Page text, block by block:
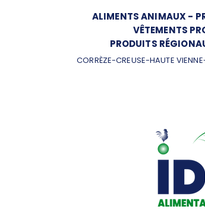
ALIMENTS ANIMAUX-
VÊTEMENTS
PRODUITS
CORRÈZE-CREUSE-HAUTE